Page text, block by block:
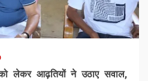
लेकर आढ़तियों ने उठाए सवाल,